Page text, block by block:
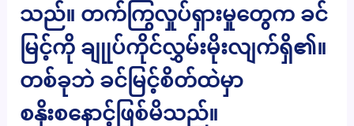
သည်။ တက်ကြွလှုပ်ရှားမှုတွေက ခင်
မြင့်ကို ချုုပ်ကိုင်လွှမ်းမိုးလျက်ရှိ၏။
တစ်ခုဘဲ ခင်မြင့်စိတ်ထဲမှာ
စနိုးစနောင့်ဖြစ်မိသည်။